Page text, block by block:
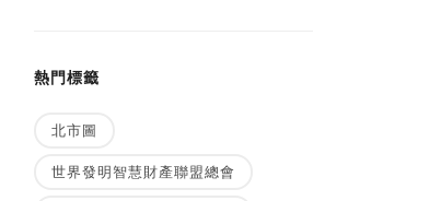
熱門標籤
北市圖
世界發明智慧財產聯盟總會